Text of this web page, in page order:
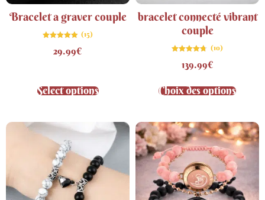
Bracelet a graver couple
4.87
sur 5
(15)
29.99€
Select options
bracelet connecté vibrant
couple
4.70
sur 5
(10)
139.99€
Choix des options